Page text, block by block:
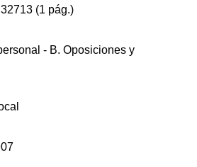
(1 pág.)
- B. Oposiciones y